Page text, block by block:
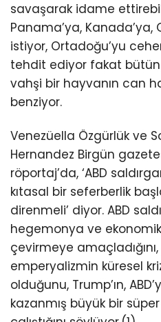
savaşarak idame
Panama’ya, Kanada’ya,
istiyor, Ortadoğu’yu
tehdit ediyor fakat bütün
vahşi bir hayvanın can
benziyor.
Venezüella Özgürlük ve
Hernandez Birgün
röportaj’da, ‘ABD
kıtasal bir seferberlik
direnmeli’ diyor. ABD
hegemonya ve
çevirmeye
emperyalizmin küresel
olduğunu, Trump’ın,
kazanmış büyük bir